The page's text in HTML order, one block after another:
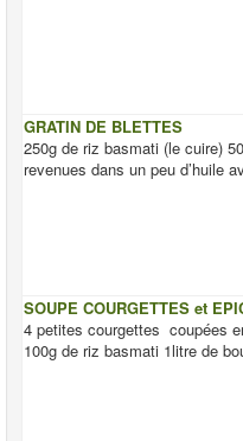
GRATIN DE BLETTES
250g de riz basmati (le cuire)
revenues dans un peu d’huile
SOUPE COURGETTES et
4 petites courgettes coupées
100g de riz basmati 1litre de